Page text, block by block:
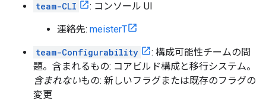
team-CLI : コンソール UI
連絡先: meisterT
team-Configurability
: 構成可能性チームの問
題。含まれるもの: コアビルド構成と移行システム。
含まれないもの: 新しいフラグまたは既存のフラグの
変更